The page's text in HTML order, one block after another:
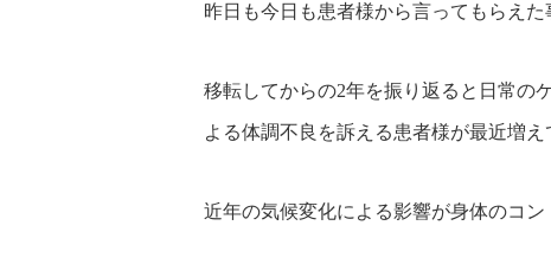
昨日も今日も患者様から言ってもらえた
移転してからの2年を振り返ると日常の
よる体調不良を訴える患者様が最近増え
近年の気候変化による影響が身体のコン